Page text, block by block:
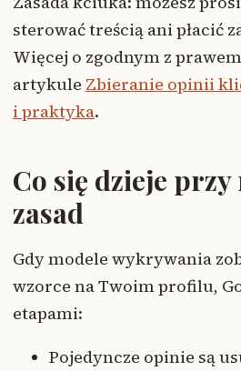
sterować treścią ani płacić
Więcej o zgodnym z
artykule Zbieranie opinii
i praktyka.
Co się dzieje
zasad
Gdy modele wykrywania
wzorce na Twoim profilu,
etapami:
Pojedyncze opinie są